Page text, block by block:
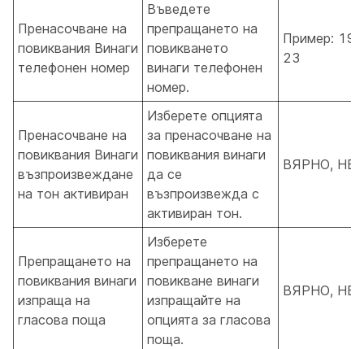
Пренасочване на
повиквания Винаги
телефонен номер
Въведете
препращането на
повикването
винаги телефонен
номер.
Пример:
23
Пренасочване на
повиквания Винаги
възпроизвеждане
на тон активиран
Изберете опцията
за пренасочване на
повиквания винаги
да се
възпроизвежда с
активиран тон.
ВЯРНО,
Препращането на
повиквания винаги
изпраща на
гласова поща
Изберете
препращането на
повикване винаги
изпращайте на
опцията за гласова
поща.
ВЯРНО,